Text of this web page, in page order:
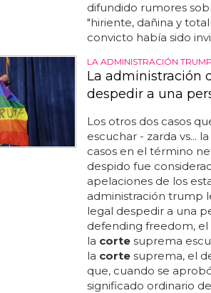
difundido rumores
"hiriente, dañina y
convicto había sido
LA ADMINISTRACIÓN
La administración
despedir a una
Los otros dos casos
escuchar - zarda vs... la
casos en el término
despido fue
apelaciones de los
administración trump
legal despedir a una
defending freedom,
la cortesuprema
la cortesuprema, el
que, cuando se
significado ordinario